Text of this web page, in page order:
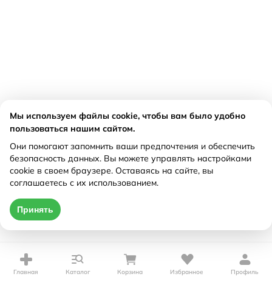
Главная Каталог Корзина Избранное Профиль
Мы используем файлы cookie, чтобы вам было удобно
пользоваться нашим сайтом.
Они помогают запомнить ваши предпочтения и обеспечить
безопасность данных. Вы можете управлять настройками
cookie в своем браузере. Оставаясь на сайте, вы
соглашаетесь с их использованием.
Принять